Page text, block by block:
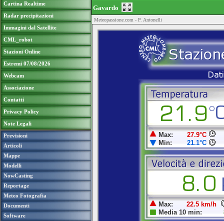
Cartina Realtime
Radar precipitazioni
Immagini dal Satellite
CML_robot
Stazioni Online
Estremi 07/08/2026
Webcam
Associazione
Contatti
Privacy Policy
Note Legali
Previsioni
Articoli
Mappe
Modelli
NowCasting
Reportage
Meteo Fotografia
Documenti
Software
Gavardo
Meteopassione.com - P. Antonelli